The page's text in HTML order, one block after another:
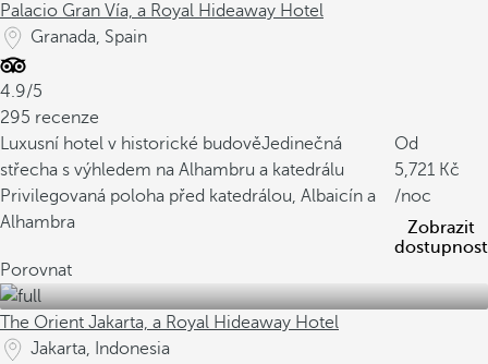
Palacio Gran Vía, a Royal Hideaway Hotel
Granada, Spain
4.9/5
295 recenze
Luxusní hotel v historické budověJedinečná
střecha s výhledem na Alhambru a katedrálu
Privilegovaná poloha před katedrálou, Albaicín a
Alhambra
Od
5,721
/noc
Zobrazit
dostupnost
Porovnat
The Orient Jakarta, a Royal Hideaway Hotel
Jakarta, Indonesia